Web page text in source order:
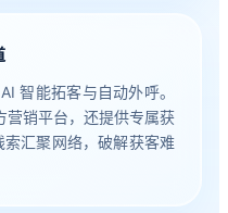
智能拓客与自动外呼。
营销平台，还提供专属获
汇聚网络，破解获客难